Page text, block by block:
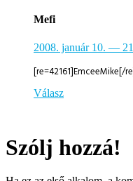
Mefi
2008. január 10. —
[re=42161]EmceeMike[/
Válasz
Szólj hozzá!